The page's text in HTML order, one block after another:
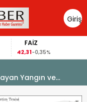
Giriş
Yap
FAİZ
42,31-0,35%
Yangın ve